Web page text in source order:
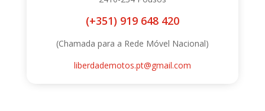
(+351) 919 648 420
(Chamada para a Rede Móvel Nacional)
liberdademotos.pt@gmail.com